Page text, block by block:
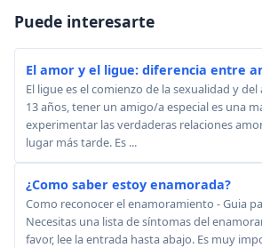
Puede interesarte
El amor y el ligue: diferencia entre
El ligue es el comienzo de la sexualidad y del
13 años, tener un amigo/a especial es una
experimentar las verdaderas relaciones
lugar más tarde. Es ...
¿Como saber estoy enamorada?
Como reconocer el enamoramiento - Guia
Necesitas una lista de síntomas del
favor, lee la entrada hasta abajo. Es muy